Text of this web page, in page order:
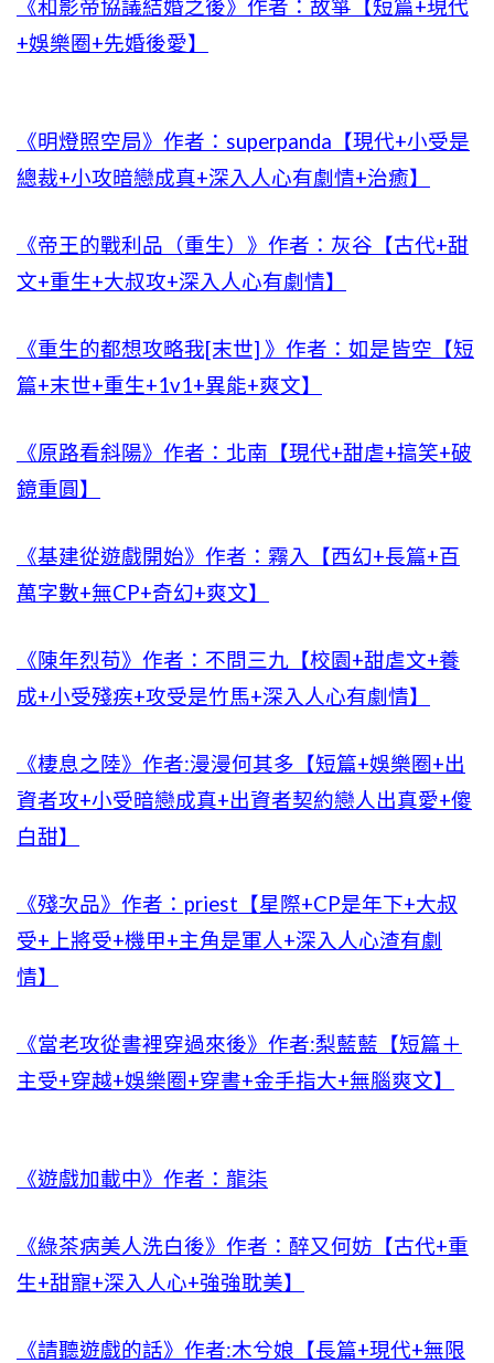
《和影帝協議結婚之後》作者：故箏【短篇+現代
+娛樂圈+先婚後愛】
《明燈照空局》作者：superpanda【現代+小受是
總裁+小攻暗戀成真+深入人心有劇情+治癒】
《帝王的戰利品（重生）》作者：灰谷【古代+甜
文+重生+大叔攻+深入人心有劇情】
《重生的都想攻略我[末世] 》作者：如是皆空【短
篇+末世+重生+1v1+異能+爽文】
《原路看斜陽》作者：北南【現代+甜虐+搞笑+破
鏡重圓】
《基建從遊戲開始》作者：霧入【西幻+長篇+百
萬字數+無CP+奇幻+爽文】
《陳年烈苟》作者：不問三九【校園+甜虐文+養
成+小受殘疾+攻受是竹馬+深入人心有劇情】
《棲息之陸》作者:漫漫何其多【短篇+娛樂圈+出
資者攻+小受暗戀成真+出資者契約戀人出真愛+傻
白甜】
《殘次品》作者：priest【星際+CP是年下+大叔
受+上將受+機甲+主角是軍人+深入人心渣有劇
情】
《當老攻從書裡穿過來後》作者:梨藍藍【短篇＋
主受+穿越+娛樂圈+穿書+金手指大+無腦爽文】
《遊戲加載中》作者：龍柒
《綠茶病美人洗白後》作者：醉又何妨【古代+重
生+甜寵+深入人心+強強耽美】
《請聽遊戲的話》作者:木兮娘【長篇+現代+無限